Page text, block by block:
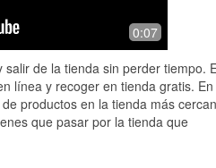
experience at O’Reilly’s in
MA. Matthew provided
the time to help me identif...
More
0:07
de la tienda sin perder tiempo.
línea y recoger en tienda gratis. En
productos en la tienda más
que pasar por la tienda que